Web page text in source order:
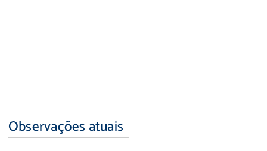
Observações atuais